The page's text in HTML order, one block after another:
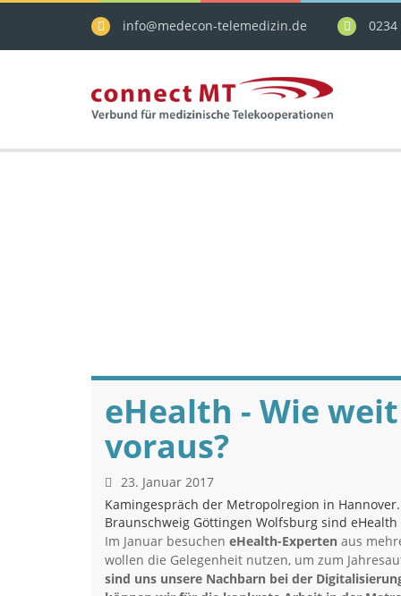
info@medecon-telemedizin.de 0234
eHealth - Wie
voraus?
23. Januar 2017
Kamingespräch der Metropolregion in
Braunschweig Göttingen Wolfsburg sind
Im Januar besuchen eHealth-Experten aus
wollen die Gelegenheit nutzen, um zum
sind uns unsere Nachbarn bei der